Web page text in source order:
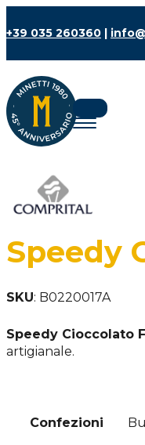
+39 035 260360 |
Speedy
SKU: B0220017A
Speedy Cioccolato
artigianale.
Confezioni